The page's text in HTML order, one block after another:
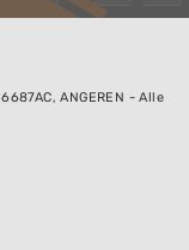
ANGEREN - Alle